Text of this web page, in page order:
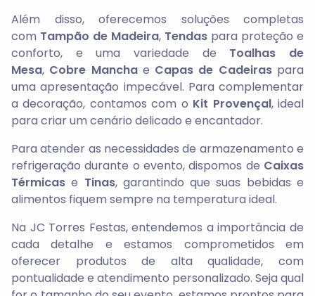
Além disso, oferecemos soluções completas
com Tampão de Madeira, Tendas para proteção e
conforto, e uma variedade de Toalhas de
Mesa, Cobre Manchae Capas de Cadeiraspara
uma apresentação impecável. Para complementar
a decoração, contamos com o Kit Provençal, ideal
para criar um cenário delicado e encantador.
Para atender as necessidades de armazenamento e
refrigeração durante o evento, dispomos de Caixas
Térmicas e Tinas, garantindo que suas bebidas e
alimentos fiquem sempre na temperatura ideal.
Na JC Torres Festas, entendemos a importância de
cada detalhe e estamos comprometidos em
oferecer produtos de alta qualidade, com
pontualidade e atendimento personalizado. Seja qual